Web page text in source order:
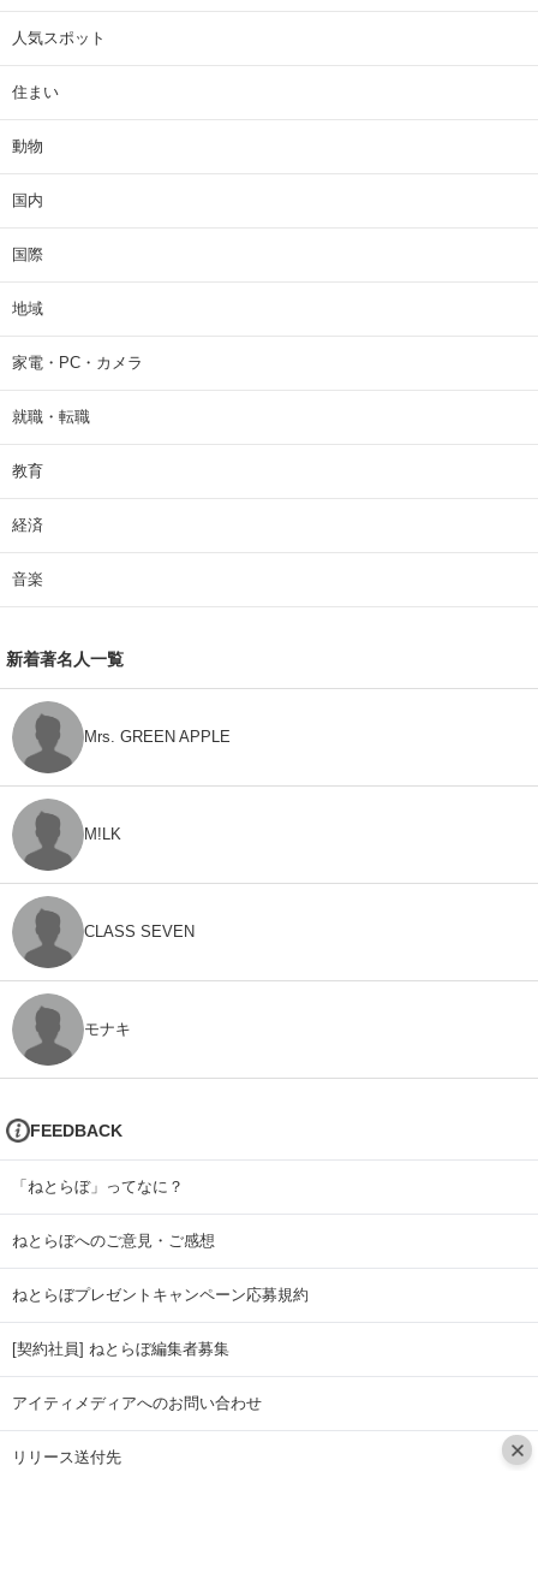
人気スポット
住まい
動物
国内
国際
地域
家電・PC・カメラ
就職・転職
教育
経済
音楽
新着著名人一覧
Mrs. GREEN APPLE
M!LK
CLASS SEVEN
モナキ
FEEDBACK
「ねとらぼ」ってなに？
ねとらぼへのご意見・ご感想
ねとらぼプレゼントキャンペーン応募規約
[契約社員] ねとらぼ編集者募集
アイティメディアへのお問い合わせ
リリース送付先